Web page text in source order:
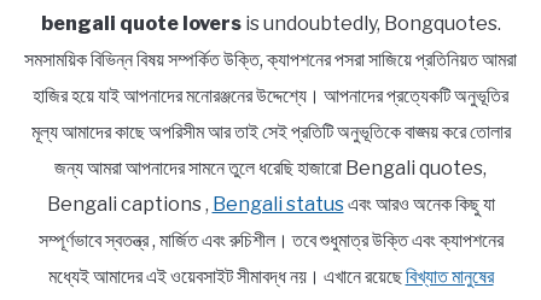
bengali quote loversis undoubtedly, Bongquotes.
সমসাময়িক বিভিন্ন বিষয় সম্পর্কিত উক্তি, ক্যাপশনের পসরা সাজিয়ে প্রতিনিয়ত আমরা
হাজির হয়ে যাই আপনাদের মনোরঞ্জনের উদ্দেশ্যে। আপনাদের প্রত্যেকটি অনুভূতির
মূল্য আমাদের কাছে অপরিসীম আর তাই সেই প্রতিটি অনুভূতিকে বাঙ্ময় করে তোলার
জন্য আমরা আপনাদের সামনে তুলে ধরেছি হাজারো Bengali quotes,
Bengali captions , Bengali statusএবং আরও অনেক কিছু যা
সম্পূর্ণভাবে স্বতন্ত্র , মার্জিত এবং রুচিশীল। তবে শুধুমাত্র উক্তি এবং ক্যাপশনের
মধ্যেই আমাদের এই ওয়েবসাইট সীমাবদ্ধ নয়। এখানে রয়েছেবিখ্যাত মানুষের